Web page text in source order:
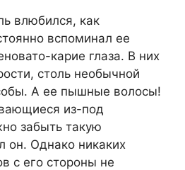
влюбился, как
вспоминал ее
карие глаза. В них
столь необычной
А ее пышные волосы!
из-под
забыть такую
он. Однако никаких
с его стороны не